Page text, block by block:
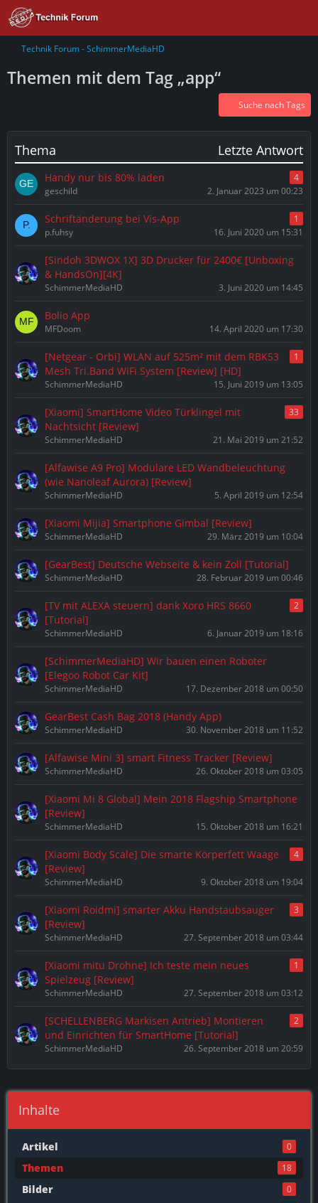
Technik Forum - SchimmerMediaHD
Themen mit dem Tag „app“
Suche nach Tags
Thema Letzte Antwort
Handy nur bis 80% laden
4
geschild
2. Januar 2023 um 00:23
Schriftänderung bei Vis-App
1
p.fuhsy
16. Juni 2020 um 15:31
[Sindoh 3DWOX 1X] 3D Drucker für 2400€ [Unboxing
& HandsOn][4K]
SchimmerMediaHD 3. Juni 2020 um 14:45
Bolio App
MFDoom 14. April 2020 um 17:30
[Netgear - Orbi] WLAN auf 525m² mit dem RBK53
Mesh Tri.Band WiFi System [Review] [HD]
1
SchimmerMediaHD 15. Juni 2019 um 13:05
[Xiaomi] SmartHome Video Türklingel mit
Nachtsicht [Review]
33
SchimmerMediaHD 21. Mai 2019 um 21:52
[Alfawise A9 Pro] Modulare LED Wandbeleuchtung
(wie Nanoleaf Aurora) [Review]
SchimmerMediaHD 5. April 2019 um 12:54
[Xiaomi Mijia] Smartphone Gimbal [Review]
SchimmerMediaHD 29. März 2019 um 10:04
[GearBest] Deutsche Webseite & kein Zoll [Tutorial]
SchimmerMediaHD 28. Februar 2019 um 00:46
[TV mit ALEXA steuern] dank Xoro HRS 8660
[Tutorial]
2
SchimmerMediaHD 6. Januar 2019 um 18:16
[SchimmerMediaHD] Wir bauen einen Roboter
[Elegoo Robot Car Kit]
SchimmerMediaHD 17. Dezember 2018 um 00:50
GearBest Cash Bag 2018 (Handy App)
SchimmerMediaHD 30. November 2018 um 11:52
[Alfawise Mini 3] smart Fitness Tracker [Review]
SchimmerMediaHD 26. Oktober 2018 um 03:05
[Xiaomi Mi 8 Global] Mein 2018 Flagship Smartphone
[Review]
SchimmerMediaHD 15. Oktober 2018 um 16:21
[Xiaomi Body Scale] Die smarte Körperfett Waage
[Review]
4
SchimmerMediaHD 9. Oktober 2018 um 19:04
[Xiaomi Roidmi] smarter Akku Handstaubsauger
[Review]
3
SchimmerMediaHD 27. September 2018 um 03:44
[Xiaomi mitu Drohne] Ich teste mein neues
Spielzeug [Review]
1
SchimmerMediaHD 27. September 2018 um 03:12
[SCHELLENBERG Markisen Antrieb] Montieren
und Einrichten für SmartHome [Tutorial]
2
SchimmerMediaHD 26. September 2018 um 20:59
Inhalte
Artikel 0
Themen 18
Bilder 0